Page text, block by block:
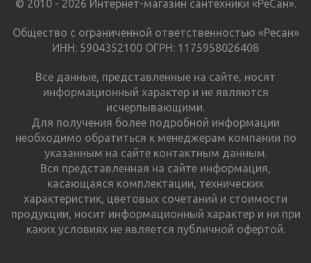
© 2010 - 2026 Интернет-магазин сантехники «РеСан».
Общество с ограниченной ответственностью «Ресан»
ИНН: 5904352100 ОГРН: 1175958026408
Все данные, представленные на сайте, носят
информационный характер и не являются
исчерпывающими.
Для получения более подробной информации
необходимо обратиться к менеджерам компании по
указанным на сайте контактным данным.
Вся представленная на сайте информация,
касающаяся комплектации, технических
характеристик, цветовых сочетаний и стоимости
продукции, носит информационный характер и ни при
каких условиях не является публичной офертой.